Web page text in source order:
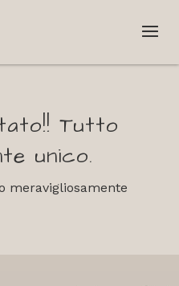
Tutto
unico.
meravigliosamente